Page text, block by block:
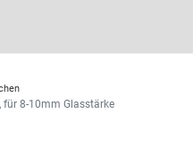
8-10mm Glasstärke